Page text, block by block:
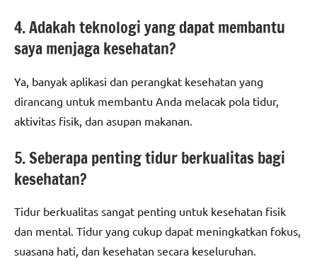
4. Adakah teknologi yang dapat membantu
saya menjaga kesehatan?
Ya, banyak aplikasi dan perangkat kesehatan yang
dirancang untuk membantu Anda melacak pola tidur,
aktivitas fisik, dan asupan makanan.
5. Seberapa penting tidur berkualitas bagi
kesehatan?
Tidur berkualitas sangat penting untuk kesehatan fisik
dan mental. Tidur yang cukup dapat meningkatkan fokus,
suasana hati, dan kesehatan secara keseluruhan.